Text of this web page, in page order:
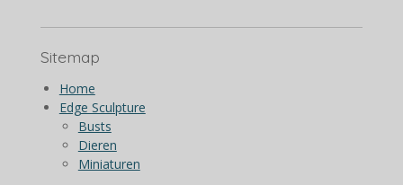
Sitemap
Home
Edge Sculpture
Busts
Dieren
Miniaturen